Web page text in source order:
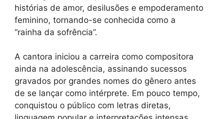
histórias de amor, desilusões e empoderamento
feminino, tornando-se conhecida como a
“rainha da sofrência”.
A cantora iniciou a carreira como compositora
ainda na adolescência, assinando sucessos
gravados por grandes nomes do gênero antes
de se lançar como intérprete. Em pouco tempo,
conquistou o público com letras diretas,